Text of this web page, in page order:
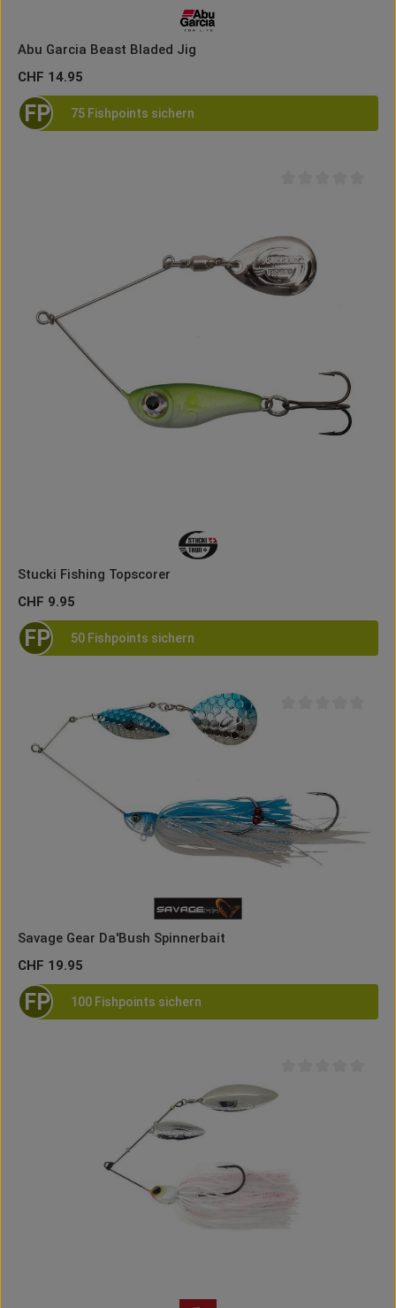
Abu Garcia Beast Bladed Jig
Regulärer Preis:
CHF 14.95
FP 75 Fishpoints sichern
Stucki Fishing Topscorer
Regulärer Preis:
CHF 9.95
FP 50 Fishpoints sichern
Savage Gear Da'Bush Spinnerbait
Regulärer Preis:
CHF 19.95
FP 100 Fishpoints sichern